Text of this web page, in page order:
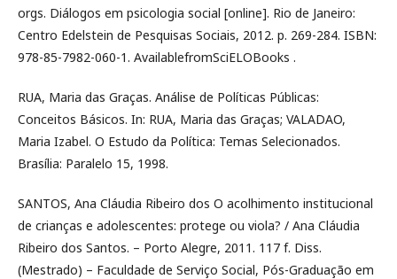
orgs. Diálogos em psicologia social [online]. Rio de Janeiro:
Centro Edelstein de Pesquisas Sociais, 2012. p. 269-284. ISBN:
978-85-7982-060-1. AvailablefromSciELOBooks .
RUA, Maria das Graças. Análise de Políticas Públicas:
Conceitos Básicos. In: RUA, Maria das Graças; VALADAO,
Maria Izabel. O Estudo da Política: Temas Selecionados.
Brasília: Paralelo 15, 1998.
SANTOS, Ana Cláudia Ribeiro dos O acolhimento institucional
de crianças e adolescentes: protege ou viola? / Ana Cláudia
Ribeiro dos Santos. – Porto Alegre, 2011. 117 f. Diss.
(Mestrado) – Faculdade de Serviço Social, Pós-Graduação em